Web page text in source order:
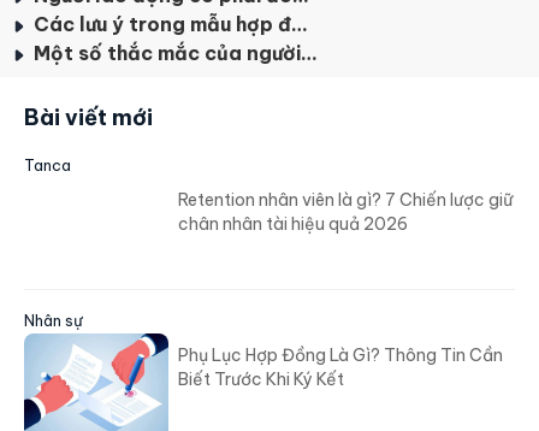
Các lưu ý trong mẫu hợp đồng lao động thử việc
Một số thắc mắc của người lao động về biểu mẫu hợp đồng thử việc
Bài viết mới
Tanca
Retention nhân viên là gì? 7 Chiến lược giữ
chân nhân tài hiệu quả 2026
Nhân sự
Phụ Lục Hợp Đồng Là Gì? Thông Tin Cần
Biết Trước Khi Ký Kết